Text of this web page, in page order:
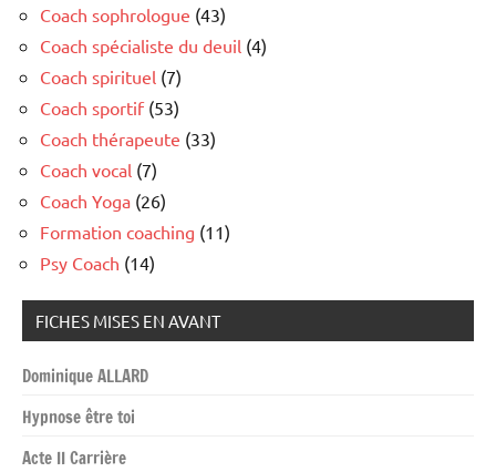
Coach sophrologue (43)
Coach spécialiste du deuil (4)
Coach spirituel (7)
Coach sportif(53)
Coach thérapeute (33)
Coach vocal (7)
Coach Yoga (26)
Formation coaching (11)
Psy Coach (14)
FICHES MISES EN AVANT
Dominique ALLARD
Hypnose être toi
Acte II Carrière